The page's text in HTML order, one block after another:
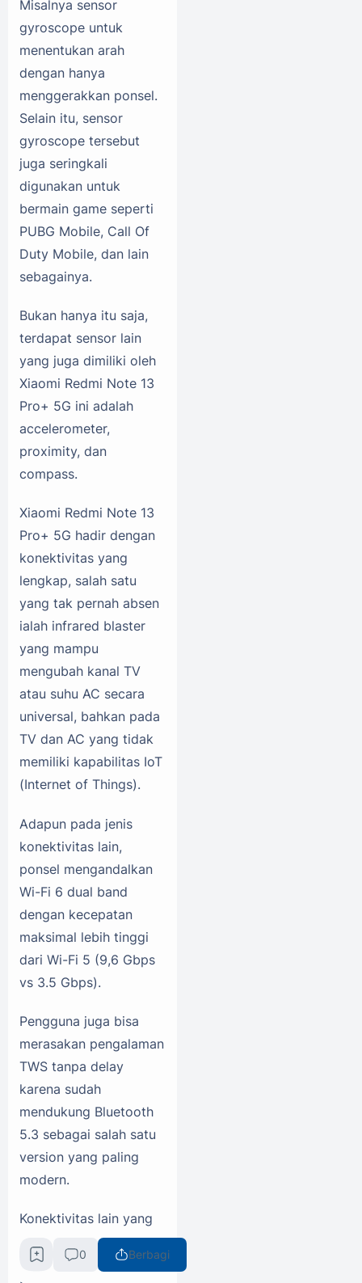
Misalnya sensor
gyroscope untuk
menentukan arah
dengan hanya
menggerakkan ponsel.
Selain itu, sensor
gyroscope tersebut
juga seringkali
digunakan untuk
bermain game seperti
PUBG Mobile, Call Of
Duty Mobile, dan lain
sebagainya.
Bukan hanya itu saja,
terdapat sensor lain
yang juga dimiliki oleh
Xiaomi Redmi Note 13
Pro+ 5G ini adalah
accelerometer,
proximity, dan
compass.
Xiaomi Redmi Note 13
Pro+ 5G hadir dengan
konektivitas yang
lengkap, salah satu
yang tak pernah absen
ialah infrared blaster
yang mampu
mengubah kanal TV
atau suhu AC secara
universal, bahkan pada
TV dan AC yang tidak
memiliki kapabilitas IoT
(Internet of Things).
Adapun pada jenis
konektivitas lain,
ponsel mengandalkan
Wi-Fi 6 dual band
dengan kecepatan
maksimal lebih tinggi
dari Wi-Fi 5 (9,6 Gbps
vs 3.5 Gbps).
Pengguna juga bisa
merasakan pengalaman
TWS tanpa delay
karena sudah
mendukung Bluetooth
5.3 sebagai salah satu
version yang paling
modern.
Konektivitas lain yang
paling banyak dicari
oleh pengguna adalah
0 Berbagi